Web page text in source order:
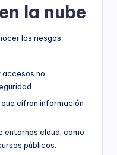
la nube
los riesgos
accesos no
que cifran información
entornos cloud, como
públicos.